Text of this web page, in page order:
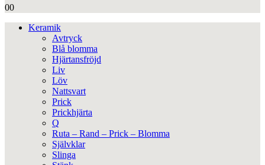
00
Keramik
Avtryck
Blå blomma
Hjärtansfröjd
Liv
Löv
Nattsvart
Prick
Prickhjärta
Q
Ruta – Rand – Prick – Blomma
Självklar
Slinga